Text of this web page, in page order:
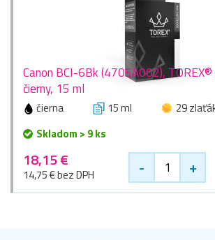
Canon BCI-6Bk (4705A002),
čierny, 15 ml
čierna 15 ml
29
Skladom > 9 ks
18,15 €
14,75 € bez DPH - +